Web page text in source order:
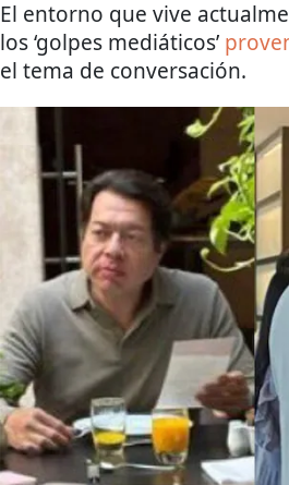
El entorno que vive
los ‘golpes mediáticos’
el tema de conversación.